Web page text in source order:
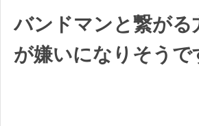
バンドマンと繋が
が嫌いになりそうで